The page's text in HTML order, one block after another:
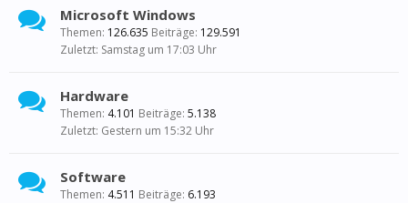
Microsoft Windows
Themen: 126.635 Beiträge: 129.591
Samstag um 17:03 Uhr
Hardware
Themen: 4.101 Beiträge: 5.138
Gestern um 15:32 Uhr
Software
Themen: 4.511 Beiträge: 6.193